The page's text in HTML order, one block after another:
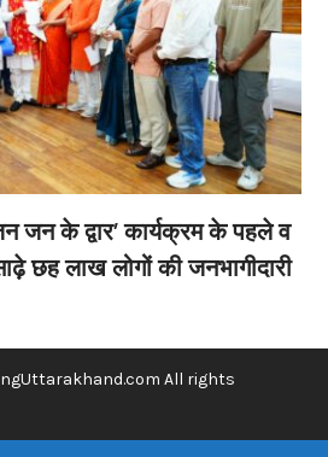
के द्वार’ कार्यक्रम के पहले व
छह लाख लोगों की जनभागीदारी
All rights